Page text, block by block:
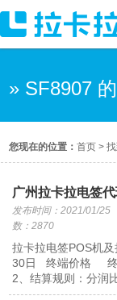
» SF8907
您现在的位置：首页 >
广州拉卡拉电签
发布时间：2021/01/25
数：2870
拉卡拉电签POS机
30日 终端价格 终
2、结算规则：分润